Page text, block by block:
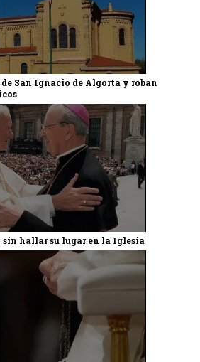
San Ignacio de Algorta y roban
sin hallar su lugar en la Iglesia